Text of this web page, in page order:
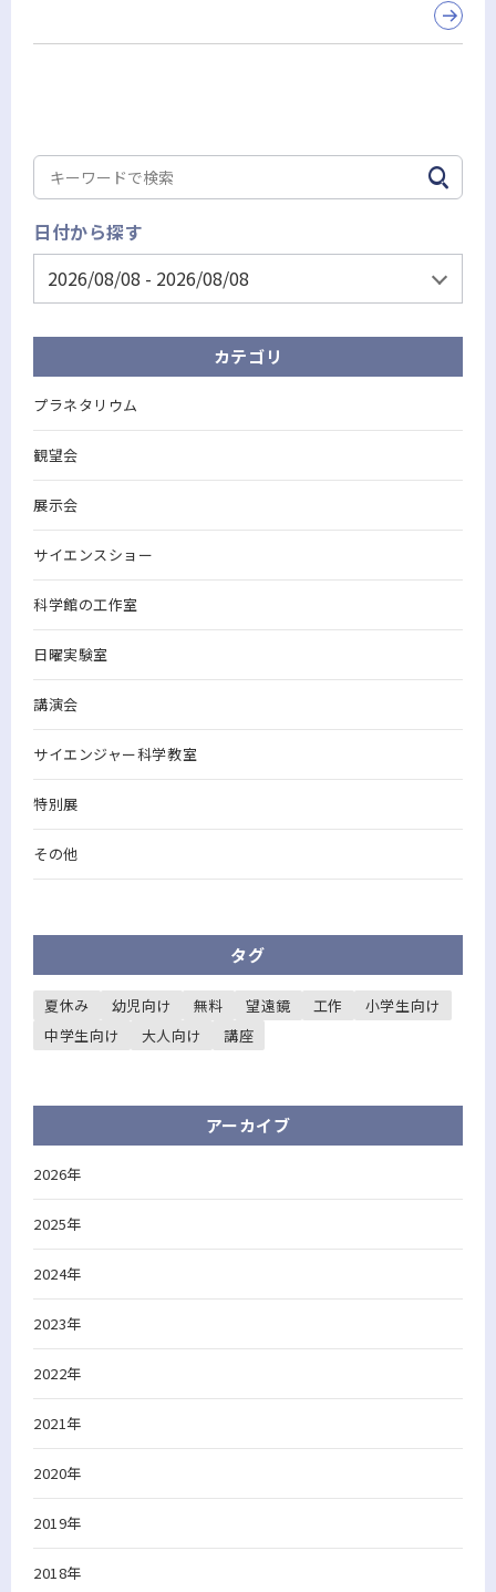
日付から探す
カテゴリ
プラネタリウム
観望会
展示会
サイエンスショー
科学館の工作室
日曜実験室
講演会
サイエンジャー科学教室
特別展
その他
タグ
夏休み 幼児向け 無料 望遠鏡 工作
小学生向け
中学生向け
大人向け 講座
アーカイブ
2026年
2025年
2024年
2023年
2022年
2021年
2020年
2019年
2018年